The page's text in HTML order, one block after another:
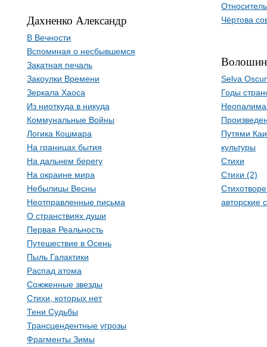
Дахненко Александр
В Вечности
Вспоминая о несбывшемся
Закатная печаль
Закоулки Времени
Зеркала Хаоса
Из ниоткуда в никуда
Коммунальные Войны
Логика Кошмара
На границах бытия
На дальнем берегу
На окраине мира
Небылицы Весны
Неотправленные письма
О странствиях души
Первая Реальность
Путешествие в Осень
Пыль Галактики
Распад атома
Сожженные звезды
Стихи, которых нет
Тени Судьбы
Трансцендентные угрозы
Фрагменты Зимы
Чёртова
Selva
Годы
Путями
культуры
Стихи
Стихи (2)
авторские